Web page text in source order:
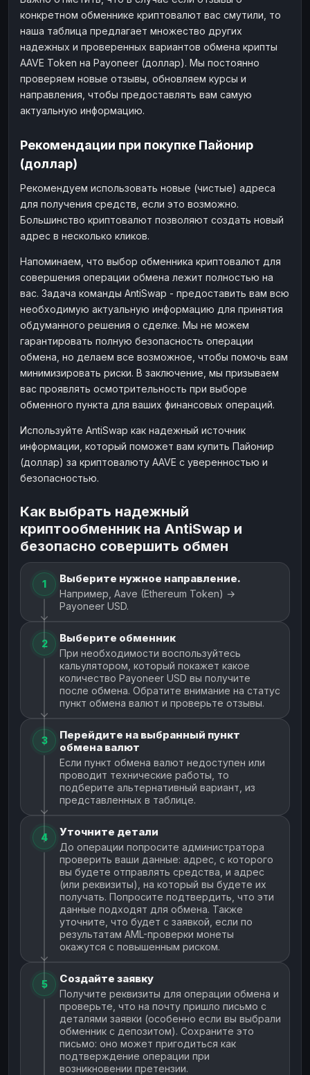
конкретном обменнике криптовалют вас смутили, то
наша таблица предлагает множество других
надежных и проверенных вариантов обмена крипты
AAVE Token на Payoneer (доллар). Мы постоянно
проверяем новые отзывы, обновляем курсы и
направления, чтобы предоставлять вам самую
актуальную информацию.
Рекомендации при покупке Пайонир
(доллар)
Рекомендуем использовать новые (чистые) адреса
для получения средств, если это возможно.
Большинство криптовалют позволяют создать новый
адрес в несколько кликов.
Напоминаем, что выбор обменника криптовалют для
совершения операции обмена лежит полностью на
вас. Задача команды AntiSwap - предоставить вам всю
необходимую актуальную информацию для принятия
обдуманного решения о сделке. Мы не можем
гарантировать полную безопасность операции
обмена, но делаем все возможное, чтобы помочь вам
минимизировать риски. В заключение, мы призываем
вас проявлять осмотрительность при выборе
обменного пункта для ваших финансовых операций.
Используйте AntiSwap как надежный источник
информации, который поможет вам купить Пайонир
(доллар) за криптовалюту AAVE с уверенностью и
безопасностью.
Как выбрать надежный
криптообменник на AntiSwap и
безопасно совершить обмен
1 Выберите нужное направление.
Например, Aave (Ethereum Token) →
Payoneer USD.
2 Выберите обменник
При необходимости воспользуйтесь
кальулятором, который покажет какое
количество Payoneer USD вы получите
после обмена. Обратите внимание на статус
пункт обмена валют и проверьте отзывы.
3
Перейдите на выбранный пункт
обмена валют
Если пункт обмена валют недоступен или
проводит технические работы, то
подберите альтернативный вариант, из
представленных в таблице.
4 Уточните детали
До операции попросите администратора
проверить ваши данные: адрес, с которого
вы будете отправлять средства, и адрес
(или реквизиты), на который вы будете их
получать. Попросите подтвердить, что эти
данные подходят для обмена. Также
уточните, что будет с заявкой, если по
результатам AML-проверки монеты
окажутся с повышенным риском.
5 Создайте заявку
Получите реквизиты для операции обмена и
проверьте, что на почту пришло письмо с
деталями заявки (особенно если вы выбрали
обменник с депозитом). Сохраните это
письмо: оно может пригодиться как
подтверждение операции при
возникновении претензии.